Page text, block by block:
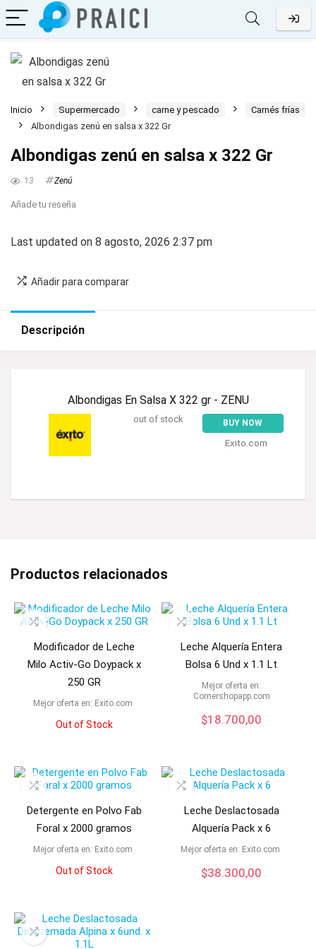
Inicio Supermercado carne y pescado
Carnés frías
Albondigas zenú en salsa x 322 Gr
Albondigas zenú en salsa x 322 Gr
13 Zenú
Añade tu reseña
Last updated on 8 agosto, 2026 2:37 pm
Añadir para comparar
Descripción
Albondigas En Salsa X 322 gr - ZENU
out of stock BUY NOW
Exito.com
Productos relacionados
Modificador de Leche
Milo Activ-Go Doypack x
250 GR
Mejor oferta en: exito.com
Out of Stock
Leche Alquería Entera
Bolsa 6 Und x 1.1 Lt
Mejor oferta en:
cornershopapp.com
$18.700,00
Detergente en Polvo Fab
Foral x 2000 gramos
Mejor oferta en: exito.com
Out of Stock
Leche Deslactosada
Alquería Pack x 6
Mejor oferta en: exito.com
$38.300,00